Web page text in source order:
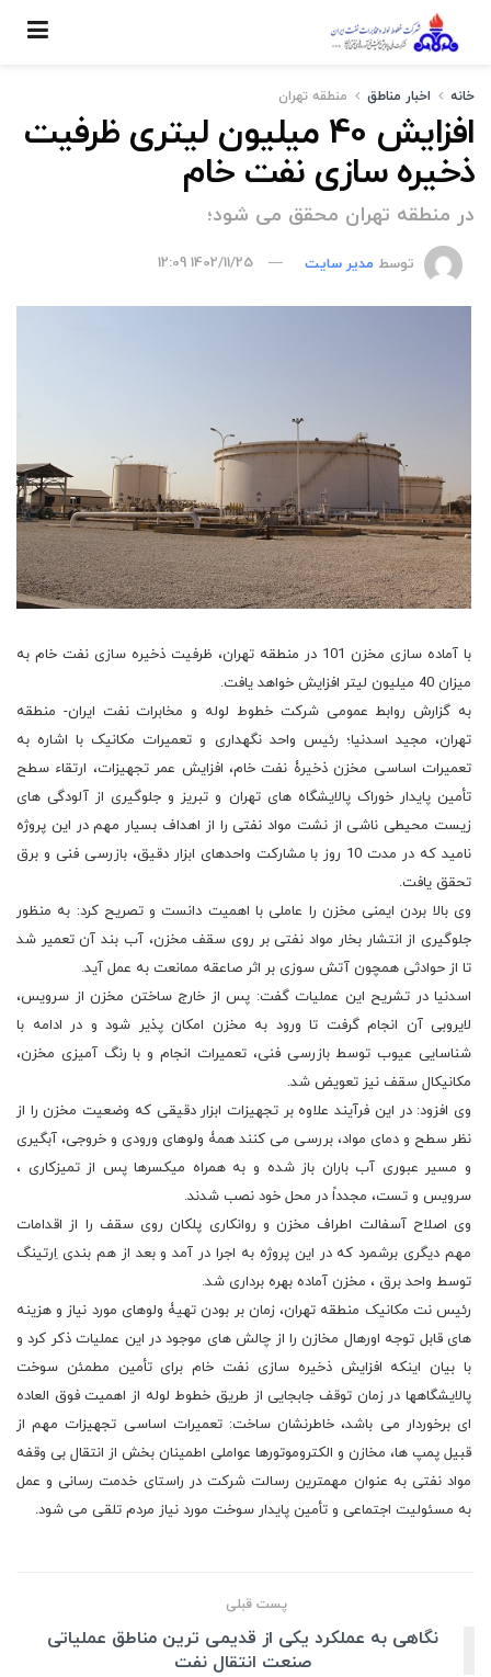
خانه اخبار مناطق منطقه تهران
افزایش 40 میلیون لیتری ظرفیت
ذخیره سازی نفت خام
در منطقه تهران محقق می شود؛
توسط مدیر سایت 1402/11/25 12:09
با آماده سازی مخزن 101 در منطقه تهران، ظرفیت ذخیره سازی نفت خام به
میزان 40 میلیون لیتر افزایش خواهد یافت.
به گزارش روابط عمومی شرکت خطوط لوله و مخابرات نفت ایران- منطقه
تهران، مجید اسدنیا؛ رئیس واحد نگهداری و تعمیرات مکانیک با اشاره به
تعمیرات اساسی مخزن ذخیرۀ نفت خام، افزایش عمر تجهیزات، ارتقاء سطح
تأمین پایدار خوراک پالایشگاه های تهران و تبریز و جلوگیری از آلودگی های
زیست محیطی ناشی از نشت مواد نفتی را از اهداف بسیار مهم در این پروژه
نامید که در مدت 10 روز با مشارکت واحدهای ابزار دقیق، بازرسی فنی و برق
تحقق یافت.
وی بالا بردن ایمنی مخزن را عاملی با اهمیت دانست و تصریح کرد: به منظور
جلوگیری از انتشار بخار مواد نفتی بر روی سقف مخزن، آب بند آن تعمیر شد
تا از حوادثی همچون آتش سوزی بر اثر صاعقه ممانعت به عمل آید.
اسدنیا در تشریح این عملیات گفت: پس از خارج ساختن مخزن از سرویس،
لایروبی آن انجام گرفت تا ورود به مخزن امکان پذیر شود و در ادامه با
شناسایی عیوب توسط بازرسی فنی، تعمیرات انجام و با رنگ آمیزی مخزن،
مکانیکال سقف نیز تعویض شد.
وی افزود: در این فرآیند علاوه بر تجهیزات ابزار دقیقی که وضعیت مخزن را از
نظر سطح و دمای مواد، بررسی می کنند همۀ ولوهای ورودی و خروجی، آبگیری
و مسیر عبوری آب باران باز شده و به همراه میکسرها پس از تمیزکاری ،
سرویس و تست، مجدداً در محل خود نصب شدند.
وی اصلاح آسفالت اطراف مخزن و روانکاری پلکان روی سقف را از اقدامات
مهم دیگری برشمرد که در این پروژه به اجرا در آمد و بعد از هم بندی اِرتینگ
توسط واحد برق ، مخزن آماده بهره برداری شد.
رئیس نت مکانیک منطقه تهران، زمان بر بودن تهیۀ ولوهای مورد نیاز و هزینه
های قابل توجه اورهال مخازن را از چالش های موجود در این عملیات ذکر کرد و
با بیان اینکه افزایش ذخیره سازی نفت خام برای تأمین مطمئن سوخت
پالایشگاهها در زمان توقف جابجایی از طریق خطوط لوله از اهمیت فوق العاده
ای برخوردار می باشد، خاطرنشان ساخت: تعمیرات اساسی تجهیزات مهم از
قبیل پمپ ها، مخازن و الکتروموتورها عواملی اطمینان بخش از انتقال بی وقفه
مواد نفتی به عنوان مهمترین رسالت شرکت در راستای خدمت رسانی و عمل
به مسئولیت اجتماعی و تأمین پایدار سوخت مورد نیاز مردم تلقی می شود.
پست قبلی
نگاهی به عملکرد یکی از قدیمی ترین مناطق عملیاتی
صنعت انتقال نفت